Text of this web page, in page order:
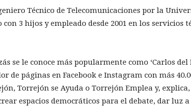
Técnico de Telecomunicaciones por la
con 3 hijos y empleado desde 2001 en los servicios
se le conoce más popularmente como ‘Carlos del
de páginas en Facebook e Instagram con más
Torrejón se Ayuda o Torrejón Emplea y,
espacios democráticos para el debate, dar luz